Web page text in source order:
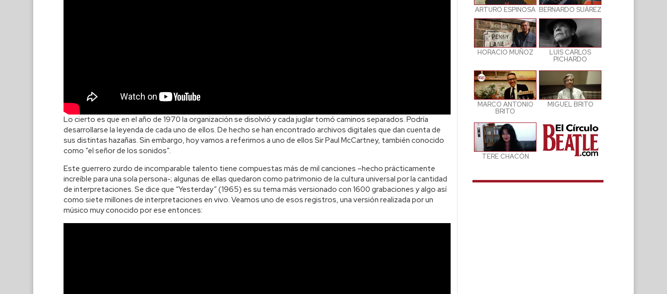
Lo cierto es que en el año de 1970 la organización se disolvió y cada juglar tomó caminos separados. Podría
desarrollarse la leyenda de cada uno de ellos. De hecho se han encontrado archivos digitales que dan cuenta de
sus distintas hazañas. Sin embargo, hoy vamos a referirnos a uno de ellos Sir Paul McCartney, también conocido
como “el señor de los sonidos”.
Este guerrero zurdo de incomparable talento tiene compuestas más de mil canciones –hecho prácticamente
increíble para una sola persona-; algunas de ellas quedaron como patrimonio de la cultura universal por la cantidad
de interpretaciones. Se dice que “Yesterday” (1965) es su tema más versionado con 1600 grabaciones y algo así
como siete millones de interpretaciones en vivo. Veamos uno de esos registros, una versión realizada por un
músico muy conocido por ese entonces:
ARTURO ESPINOSA BERNARDO SUÁREZ
HORACIO MUÑOZ
LUIS CARLOS
PICHARDO
MARCO ANTONIO
BRITO
MIGUEL BRITO
TERE CHACÓN